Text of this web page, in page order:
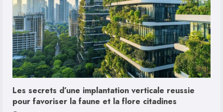
Les secrets d’une implantation verticale reussie
pour favoriser la faune et la flore citadines